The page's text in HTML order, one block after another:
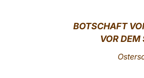
BOTSCHAFT
VOR DEM